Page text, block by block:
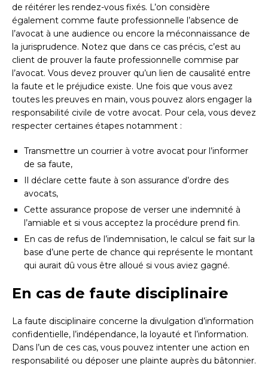
de réitérer les rendez-vous fixés. L’on considère
également comme faute professionnelle l’absence de
l’avocat à une audience ou encore la méconnaissance de
la jurisprudence. Notez que dans ce cas précis, c’est au
client de prouver la faute professionnelle commise par
l’avocat. Vous devez prouver qu’un lien de causalité entre
la faute et le préjudice existe. Une fois que vous avez
toutes les preuves en main, vous pouvez alors engager la
responsabilité civile de votre avocat. Pour cela, vous devez
respecter certaines étapes notamment :
Transmettre un courrier à votre avocat pour l’informer
de sa faute,
Il déclare cette faute à son assurance d’ordre des
avocats,
Cette assurance propose de verser une indemnité à
l’amiable et si vous acceptez la procédure prend fin.
En cas de refus de l’indemnisation, le calcul se fait sur la
base d’une perte de chance qui représente le montant
qui aurait dû vous être alloué si vous aviez gagné.
En cas de faute disciplinaire
La faute disciplinaire concerne la divulgation d’information
confidentielle, l’indépendance, la loyauté et l’information.
Dans l’un de ces cas, vous pouvez intenter une action en
responsabilité ou déposer une plainte auprès du bâtonnier.